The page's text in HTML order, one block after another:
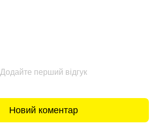
Додайте перший відгук
Новий коментар